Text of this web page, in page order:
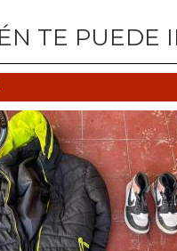
TE PUEDE